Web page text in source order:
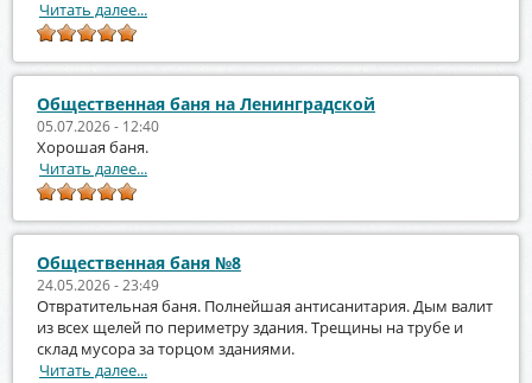
Читать далее...
Общественная баня на Ленинградской
05.07.2026 - 12:40
Хорошая баня.
Читать далее...
Общественная баня №8
24.05.2026 - 23:49
Отвратительная баня. Полнейшая антисанитария. Дым валит
из всех щелей по периметру здания. Трещины на трубе и
склад мусора за торцом зданиями.
Читать далее...